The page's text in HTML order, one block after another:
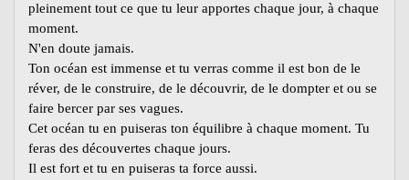
pleinement tout ce que tu leur apportes chaque jour, à chaque
moment.
N'en doute jamais.
Ton océan est immense et tu verras comme il est bon de le
réver, de le construire, de le découvrir, de le dompter et ou se
faire bercer par ses vagues.
Cet océan tu en puiseras ton équilibre à chaque moment. Tu
feras des découvertes chaque jours.
Il est fort et tu en puiseras ta force aussi.